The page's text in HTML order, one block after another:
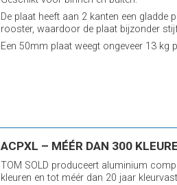
De plaat heeft aan 2 kanten een gladde
rooster, waardoor de plaat bijzonder
Een 50mm plaat weegt ongeveer 13 kg
ACPXL – MÉÉR DAN 300
TOM SOLD produceert aluminium
kleuren en tot méér dan 20 jaar